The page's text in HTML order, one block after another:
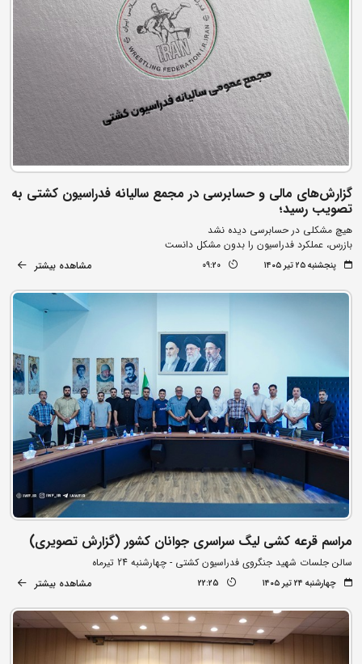
گزارش‌های مالی و حسابرسی در مجمع سالیانه فدراسیون کشتی به
تصویب رسید؛
هیچ مشکلی در حسابرسی دیده نشد
بازرس، عملکرد فدراسیون را بدون مشکل دانست
پنجشنبه ۲۵ تیر ۱۴۰۵ 09:20 مشاهده بیشتر
مراسم قرعه کشی لیگ سراسری جوانان کشور (گزارش تصویری)
سالن جلسات شهید جنگروی فدراسیون کشتی - چهارشنبه 24 تیرماه
چهارشنبه ۲۴ تیر ۱۴۰۵ 22:25 مشاهده بیشتر